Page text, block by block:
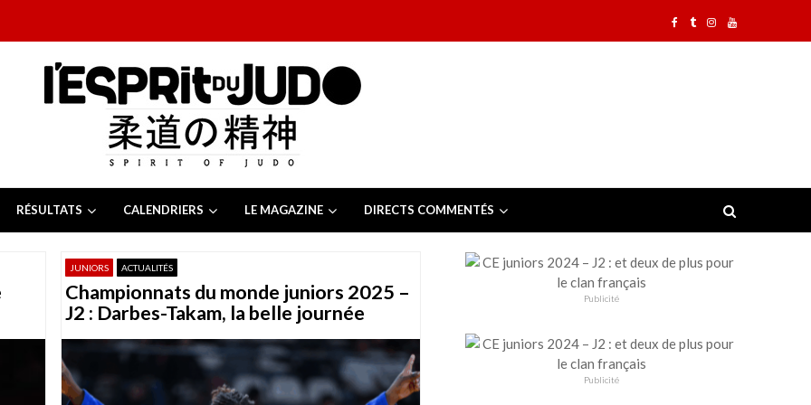
RÉSULTATS CALENDRIERS LE MAGAZINE DIRECTS COMMENTÉS
juillet 2026
2026
13 juillet 2026
Tchèque 2026 6 juillet 2026
JUNIORS ACTUALITÉS
Championnats du monde juniors 2025 –
J2 : Darbes-Takam, la belle journée
Publicité
Publicité